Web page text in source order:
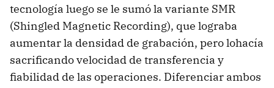
tecnología luego se le sumó la variante SMR
(Shingled Magnetic Recording), que lograba
aumentar la densidad de grabación, pero lohacía
sacrificando velocidad de transferencia y
fiabilidad de las operaciones. Diferenciar ambos